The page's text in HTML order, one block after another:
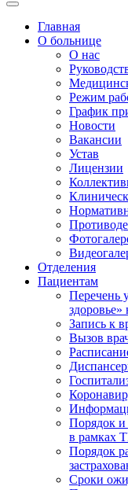
Главная
О больнице
О нас
Режим
График
Новости
Вакансии
Устав
Лицензии
Отделения
Пациентам
Перечень
здоровье»
Запись к
Вызов
Порядок и
в рамках
Порядок
Сроки